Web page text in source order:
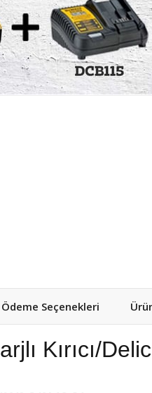
Ödeme Seçenekleri
Kırıcı/